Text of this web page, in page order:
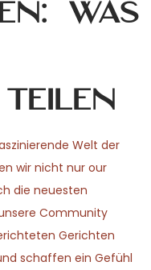
Was
teilen
Welt der
wir nicht nur our
die neuesten
Community
Gerichten
schaffen ein Gefühl